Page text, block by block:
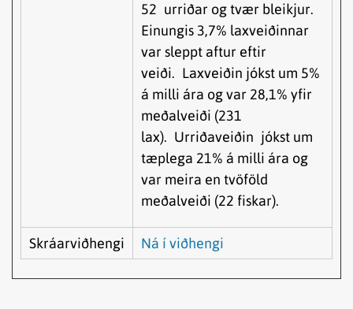
52 urriðar og tvær bleikjur.
Einungis 3,7% laxveiðinnar
var sleppt aftur eftir
veiði. Laxveiðin jókst um 5%
á milli ára og var 28,1% yfir
meðalveiði (231
lax). Urriðaveiðin jókst um
tæplega 21% á milli ára og
var meira en tvöföld
meðalveiði (22 fiskar).
Skráarviðhengi Ná í viðhengi